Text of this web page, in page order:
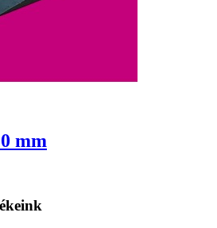
mm